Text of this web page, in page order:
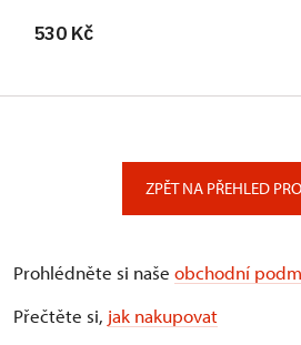
530 Kč
ZPĚT NA PŘEHLED
Prohlédněte si naše obchodní
Přečtěte si, jak nakupovat